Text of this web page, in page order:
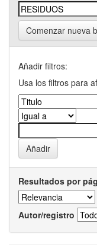
Comenzar nueva
Añadir filtros:
Usa los filtros para
Resultados por
Autor/registro